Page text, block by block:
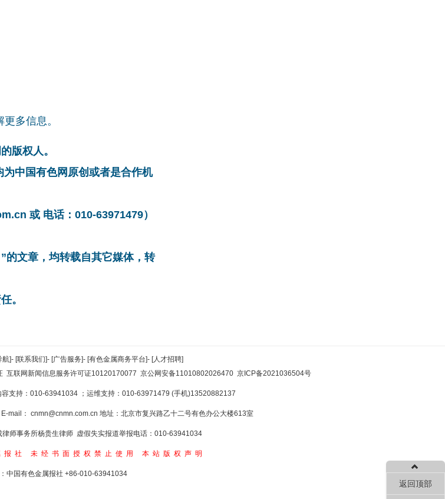
更多信息。
版权人。
为中国有色网原创或者是合作机
或 电话：010-63971479）
的文章，均转载自其它媒体，转
。
返回顶部
航]- [联系我们]- [广告服务]- [有色金属商务平台]- [人才招聘]
互联网新闻信息服务许可证10120170077 京公网安备11010802026470 京ICP备2021036504号
支持：010-63941034 ；运维支持：010-63971479 (手机)13520882137
mail： cnmn@cnmn.com.cn 地址：北京市复兴路乙十二号有色办公大楼613室
师事务所杨贵生律师 虚假失实报道举报电话：010-63941034
社 未经书面授权禁止使用 本站版权声明
中国有色金属报社 +86-010-63941034